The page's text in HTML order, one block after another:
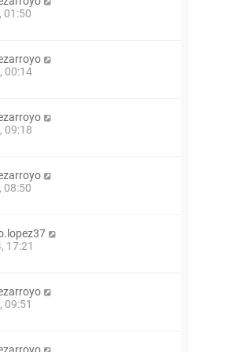
01:50
00:14
09:18
08:50
17:21
09:51